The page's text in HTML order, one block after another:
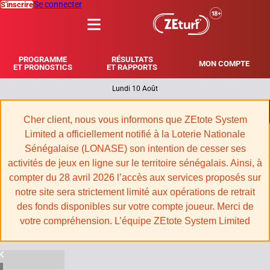
PROGRAMME
ET PRONOSTICS
RÉSULTATS
ET RAPPORTS
MON COMPTE
S'inscrireSe connecter
Lundi 10 Août
Cher client, nous vous informons que ZEtote System
Limited a officiellement notifié à la Loterie Nationale
Sénégalaise (LONASE) son intention de cesser ses
activités de jeux en ligne sur le territoire sénégalais. Ainsi, à
compter du 28 avril 2026 l’accès aux services proposés sur
notre site sera strictement limité aux opérations de retrait
des fonds disponibles sur votre compte joueur. Merci de
votre compréhension. L’équipe ZEtote System Limited